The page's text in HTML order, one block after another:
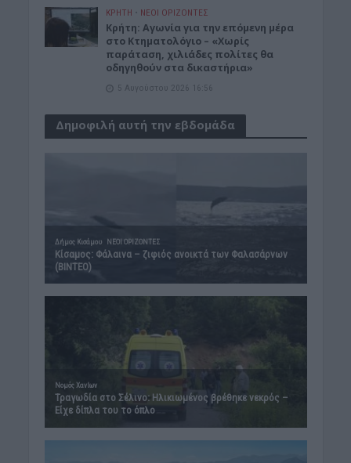
ΚΡΗΤΗ • ΝΕΟΙ ΟΡΙΖΟΝΤΕΣ
Kρήτη: Αγωνία για την επόμενη μέρα
στο Κτηματολόγιο – «Χωρίς
παράταση, χιλιάδες πολίτες θα
οδηγηθούν στα δικαστήρια»
5 Αυγούστου 2026 16:56
Δημοφιλή αυτή την εβδομάδα